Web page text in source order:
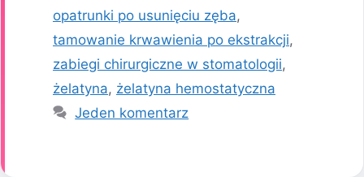
opatrunki po usunięciu zęba,
tamowanie krwawienia po ekstrakcji,
zabiegi chirurgiczne w stomatologii,
żelatyna, żelatyna hemostatyczna
Jeden komentarz